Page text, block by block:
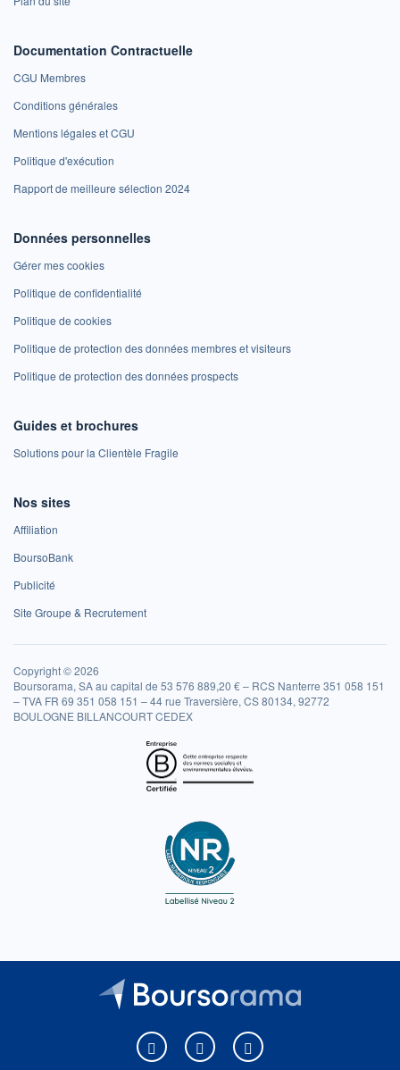
Documentation Contractuelle
CGU Membres
Conditions générales
Mentions légales et CGU
Politique d'exécution
Rapport de meilleure sélection 2024
Données personnelles
Gérer mes cookies
Politique de confidentialité
Politique de cookies
Politique de protection des données membres et visiteurs
Politique de protection des données prospects
Guides et brochures
Solutions pour la Clientèle Fragile
Nos sites
Affiliation
BoursoBank
Publicité
Site Groupe & Recrutement
Copyright © 2026
Boursorama, SA au capital de 53 576 889,20 € – RCS Nanterre 351 058 151
– TVA FR 69 351 058 151 – 44 rue Traversière, CS 80134, 92772
BOULOGNE BILLANCOURT CEDEX
Boursorama sur Facebook
Boursorama sur XBoursorama sur